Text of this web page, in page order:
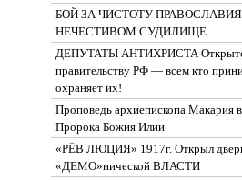
БОЙ ЗА ЧИСТОТУ
НЕЧЕСТИВОМ СУДИЛИЩЕ.
ДЕПУТАТЫ АНТИХРИСТА
правительству РФ — всем кто
охраняет их!
Проповедь архиепископа Макария
Пророка Божия Илии
«РЁВ ЛЮЦИЯ» 1917г. Открыл
«ДЕМО»нической ВЛАСТИ